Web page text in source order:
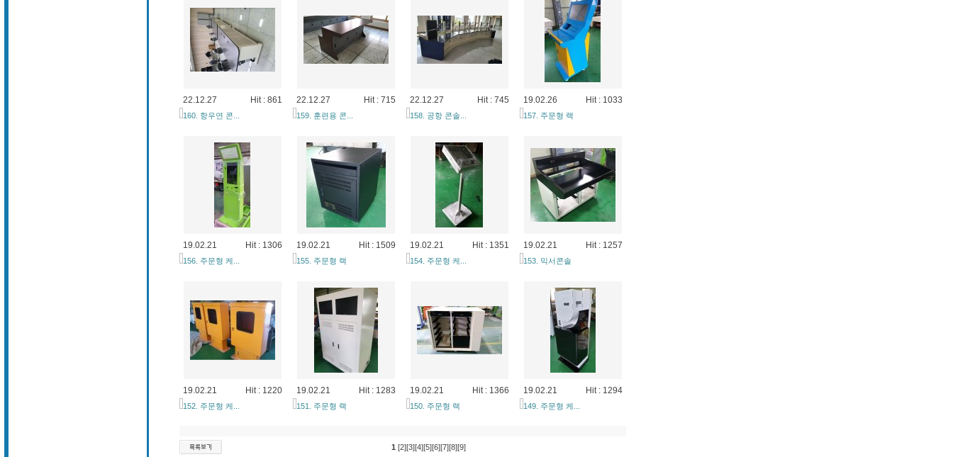
22.12.27 Hit : 861
160. 항우연 콘...
22.12.27 Hit : 715
159. 훈련용 콘...
22.12.27 Hit : 745
158. 공항 콘솔...
19.02.26 Hit : 1033
157. 주문형 랙
19.02.21 Hit : 1306
156. 주문형 케...
19.02.21 Hit : 1509
155. 주문형 랙
19.02.21 Hit : 1351
154. 주문형 케...
19.02.21 Hit : 1257
153. 믹서콘솔
19.02.21 Hit : 1220
152. 주문형 케...
19.02.21 Hit : 1283
151. 주문형 랙
19.02.21 Hit : 1366
150. 주문형 랙
19.02.21 Hit : 1294
149. 주문형 케...
1 [2][3][4][5][6][7][8][9]